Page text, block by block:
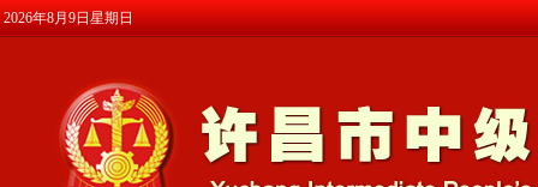
2026年8月9日星期日